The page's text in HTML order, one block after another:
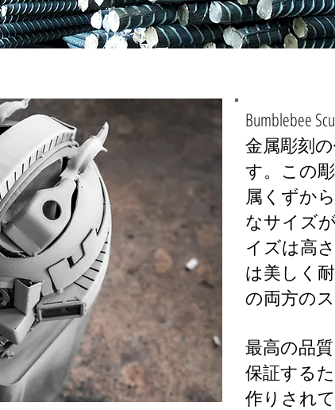
Bumblebee
金属彫刻
す。この
属くずか
なサイズ
イズは高
は美しく
の両方の
最高の品
保証する
作りされ